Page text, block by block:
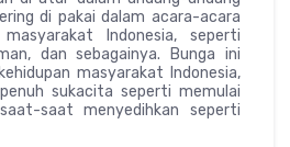
di pakai dalam acara-acara
Indonesia, seperti
dan sebagainya. Bunga ini
masyarakat Indonesia,
sukacita seperti memulai
saat menyedihkan seperti